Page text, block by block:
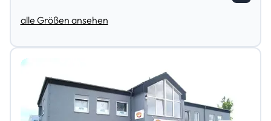
alle Größen ansehen